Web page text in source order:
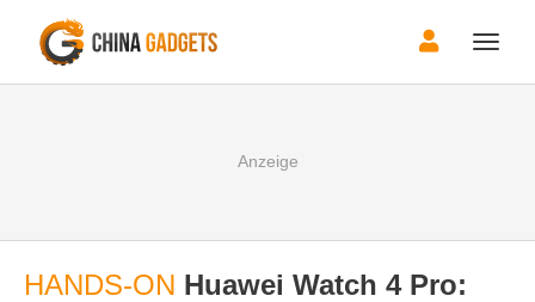
Toggle
HANDS-ON Huawei Watch 4 Pro: